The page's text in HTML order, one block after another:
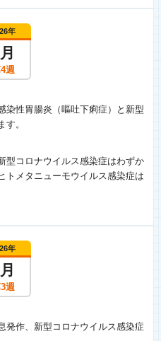
年
週
染性胃腸炎（嘔吐下痢症）と新型
。
型コロナウイルス感染症はわずか
トメタニューモウイルス感染症は
年
週
発作、新型コロナウイルス感染症